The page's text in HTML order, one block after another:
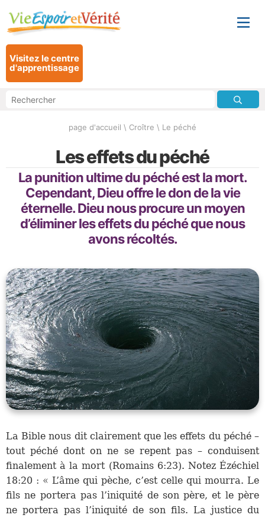
Visitez le centre
d'apprentissage
page d'accueil \ Croître \ Le péché
Les effets du péché
La punition ultime du péché est la mort.
Cependant, Dieu offre le don de la vie
éternelle. Dieu nous procure un moyen
d’éliminer les effets du péché que nous
avons récoltés.
La Bible nous dit clairement que les effets du péché –
tout péché dont on ne se repent pas – conduisent
finalement à la mort (Romains 6:23). Notez Ézéchiel
18:20 : « L’âme qui pèche, c’est celle qui mourra. Le
fils ne portera pas l’iniquité de son père, et le père
ne portera pas l’iniquité de son fils. La justice du